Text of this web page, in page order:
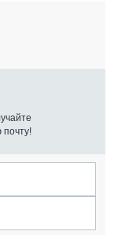
почту!